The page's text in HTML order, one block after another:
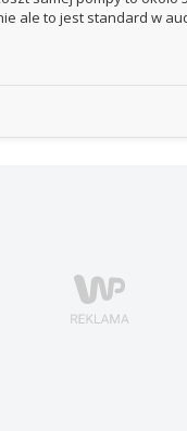
ale to jest standard w